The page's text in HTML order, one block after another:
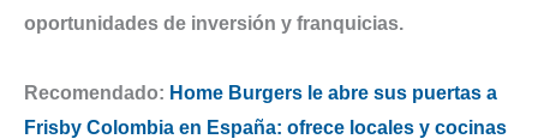
oportunidades de inversión y franquicias.
Recomendado: Home Burgers le abre sus puertas a
Frisby Colombia en España: ofrece locales y cocinas